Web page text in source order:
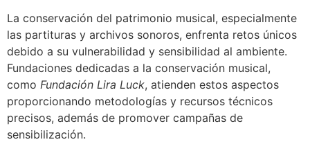
La conservación del patrimonio musical, especialmente
las partituras y archivos sonoros, enfrenta retos únicos
debido a su vulnerabilidad y sensibilidad al ambiente.
Fundaciones dedicadas a la conservación musical,
como Fundación Lira Luck, atienden estos aspectos
proporcionando metodologías y recursos técnicos
precisos, además de promover campañas de
sensibilización.